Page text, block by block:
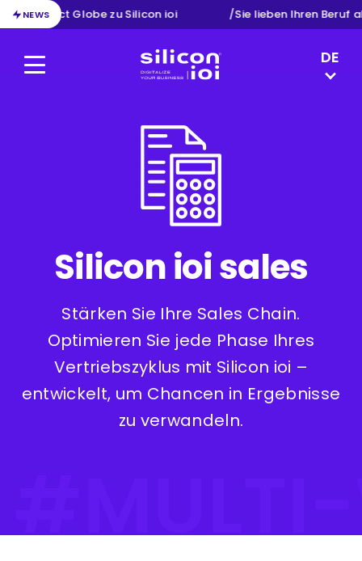
NEWS
von Exact Globe zu Silicon ioi Sie lieben Ihren Beruf
Menu
DE
Silicon ioi sales
Stärken Sie Ihre Sales Chain.
Optimieren Sie jede Phase Ihres
Vertriebszyklus mit Silicon ioi –
entwickelt, um Chancen in Ergebnisse
zu verwandeln.